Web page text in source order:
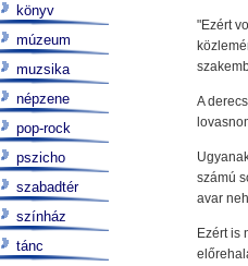
"Ezért
A
számú
avar
Ezért is
könyv
múzeum
muzsika
népzene
pop-rock
pszicho
szabadtér
színház
tánc